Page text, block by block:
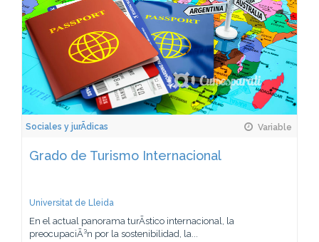
Sociales y jurÃ­dicas Variable
Grado de Turismo Internacional
Universitat de Lleida
En el actual panorama turÃ­stico internacional, la
preocupaciÃ³n por la sostenibilidad, la...